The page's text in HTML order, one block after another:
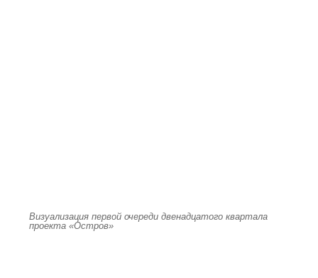
Визуализация первой очереди двенадцатого квартала
проекта «Остров»